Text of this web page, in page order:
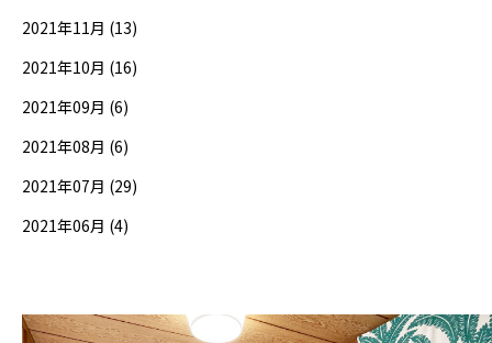
2021年11月 (13)
2021年10月 (16)
2021年09月 (6)
2021年08月 (6)
2021年07月 (29)
2021年06月 (4)